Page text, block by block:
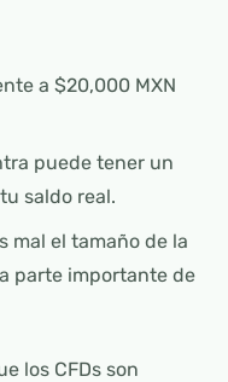
a $20,000 MXN
puede tener un
saldo real.
mal el tamaño de la
parte importante de
los CFDs son